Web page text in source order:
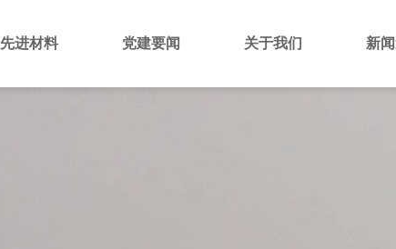
先进材料 党建要闻 关于我们 新